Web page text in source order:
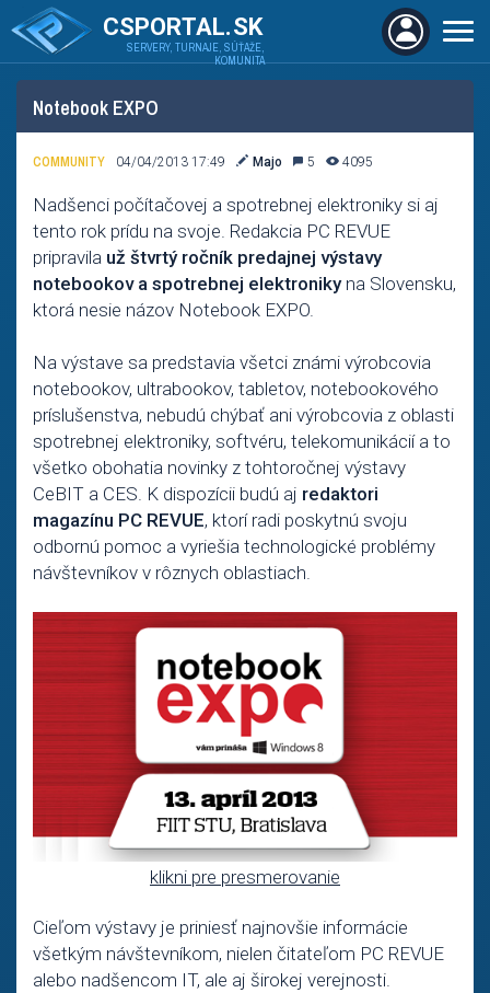
CSPORTAL.SK
SERVERY, TURNAJE, SÚŤAŽE,
KOMUNITA
Notebook EXPO
COMMUNITY 04/04/2013 17:49 Majo 5 4095
Nadšenci počítačovej a spotrebnej elektroniky si aj
tento rok prídu na svoje. Redakcia PC REVUE
pripravila už štvrtý ročník predajnej výstavy
notebookov a spotrebnej elektronikyna Slovensku,
ktorá nesie názov Notebook EXPO.
Na výstave sa predstavia všetci známi výrobcovia
notebookov, ultrabookov, tabletov, notebookového
príslušenstva, nebudú chýbať ani výrobcovia z oblasti
spotrebnej elektroniky, softvéru, telekomunikácií a to
všetko obohatia novinky z tohtoročnej výstavy
CeBIT a CES. K dispozícii budú aj redaktori
magazínu PC REVUE, ktorí radi poskytnú svoju
odbornú pomoc a vyriešia technologické problémy
návštevníkov v rôznych oblastiach.
klikni pre presmerovanie
Cieľom výstavy je priniesť najnovšie informácie
všetkým návštevníkom, nielen čitateľom PC REVUE
alebo nadšencom IT, ale aj širokej verejnosti.